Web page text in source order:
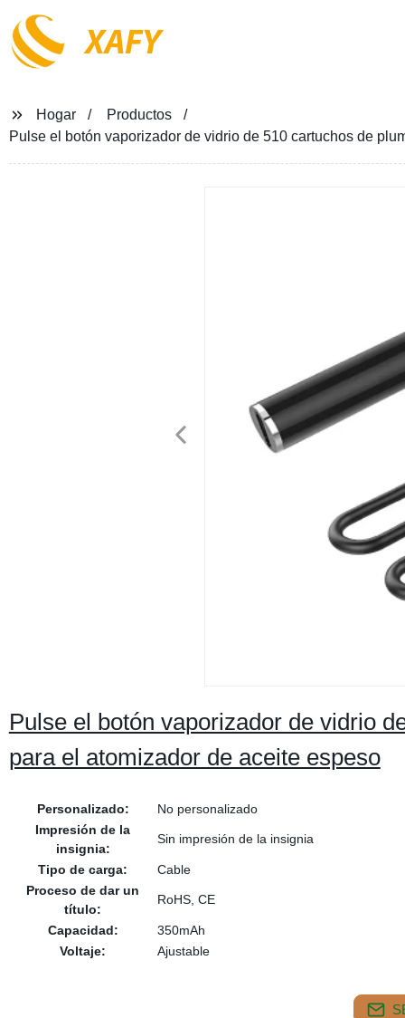
XAFY
Hogar
Productos
Pulse el botón vaporizador de vidrio de 510 cartuchos de
Pulse el botón vaporizador de vidrio
para el atomizador de aceite espeso
Personalizado:
No personalizado
Impresión de la
insignia:
Sin impresión de la insignia
Tipo de carga:
Cable
Proceso de dar un
título:
RoHS, CE
Capacidad:
350mAh
Voltaje:
Ajustable